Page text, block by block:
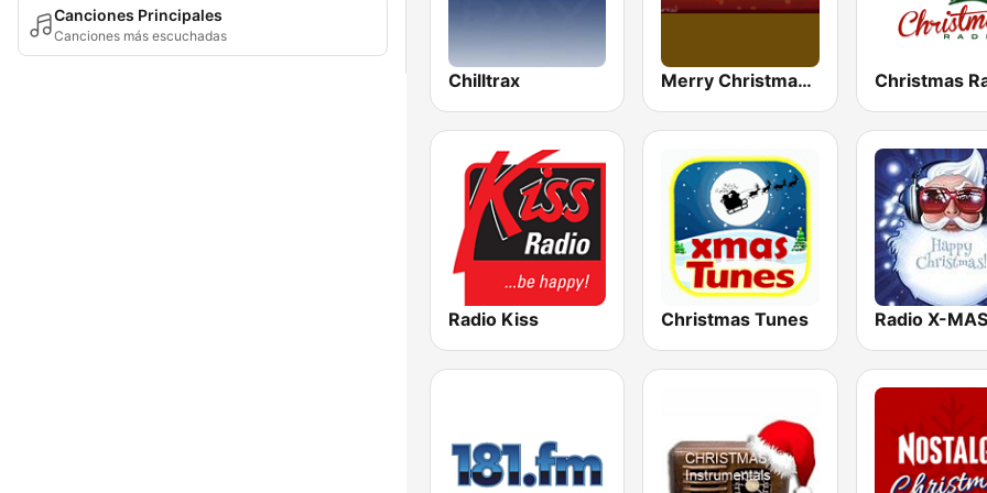
Canciones Principales
Canciones más escuchadas
Chilltrax Merry Christmas Radio Christmas
Radio Kiss Christmas Tunes Radio X-MAS